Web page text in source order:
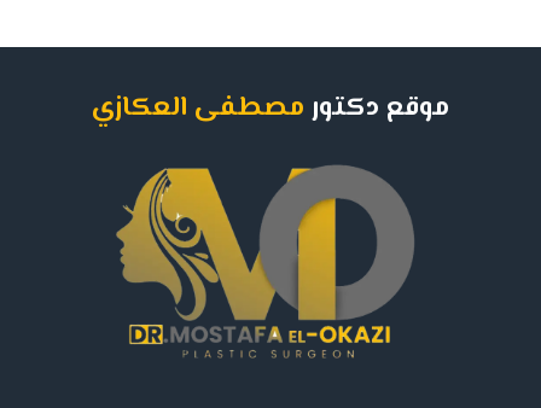
موقع دكتورمصطفى العكازي